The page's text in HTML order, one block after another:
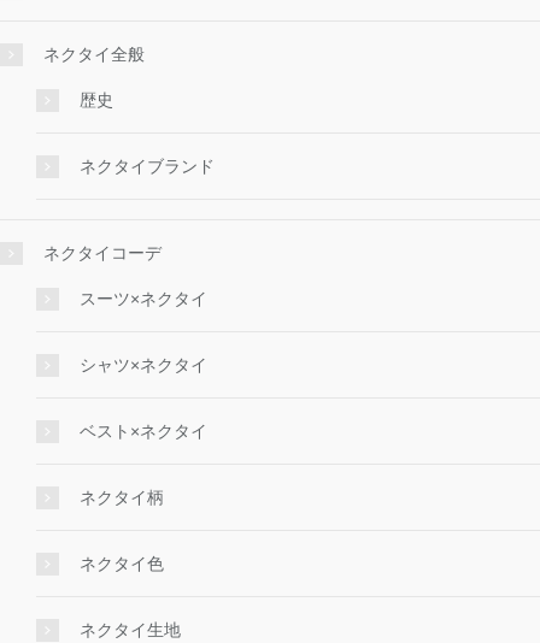
ネクタイ全般
歴史
ネクタイブランド
ネクタイコーデ
スーツ×ネクタイ
シャツ×ネクタイ
ベスト×ネクタイ
ネクタイ柄
ネクタイ色
ネクタイ生地